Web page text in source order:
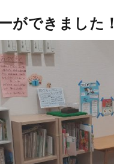
ができました！